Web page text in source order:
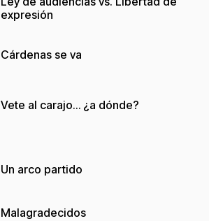
expresión
Cárdenas se va
Vete al carajo… ¿a dónde?
Un arco partido
Malagradecidos